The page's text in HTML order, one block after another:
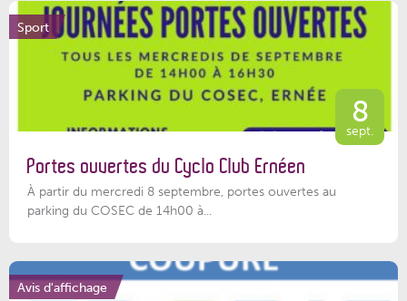
Sport
8
sept.
Portes ouvertes du Cyclo Club Ernéen
À partir du mercredi 8 septembre, portes ouvertes au
parking du COSEC de 14h00 à...
Avis d'affichage